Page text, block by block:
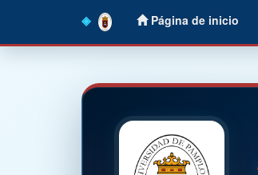
Página de inicio